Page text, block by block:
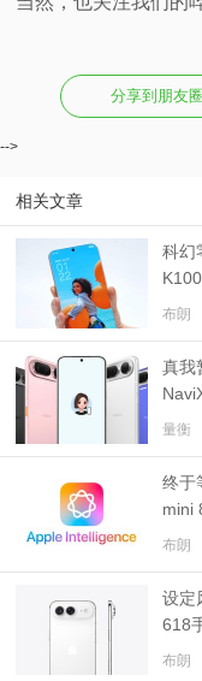
分享到朋友圈
-->
相关文章
科幻
布朗
真我
量衡
终于
mini
布朗
设定
618
布朗